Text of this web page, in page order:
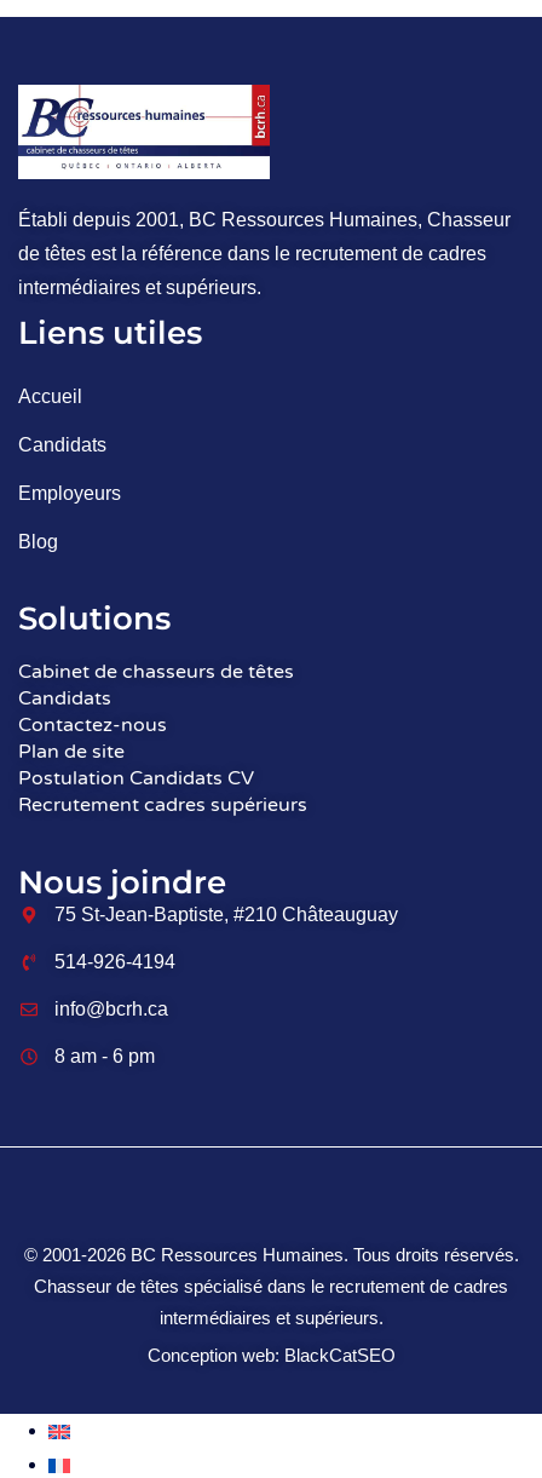
Établi depuis 2001, BC Ressources Humaines, Chasseur
de têtes est la référence dans le recrutement de cadres
intermédiaires et supérieurs.
Liens utiles
Accueil
Candidats
Employeurs
Blog
Solutions
Cabinet de chasseurs de têtes
Candidats
Contactez-nous
Plan de site
Postulation Candidats CV
Recrutement cadres supérieurs
Nous joindre
75 St-Jean-Baptiste, #210 Châteauguay
514-926-4194
info@bcrh.ca
8 am - 6 pm
© 2001‑2026 BC Ressources Humaines. Tous droits réservés.
Chasseur de têtes spécialisé dans le recrutement de cadres
intermédiaires et supérieurs.
Conception web: BlackCatSEO